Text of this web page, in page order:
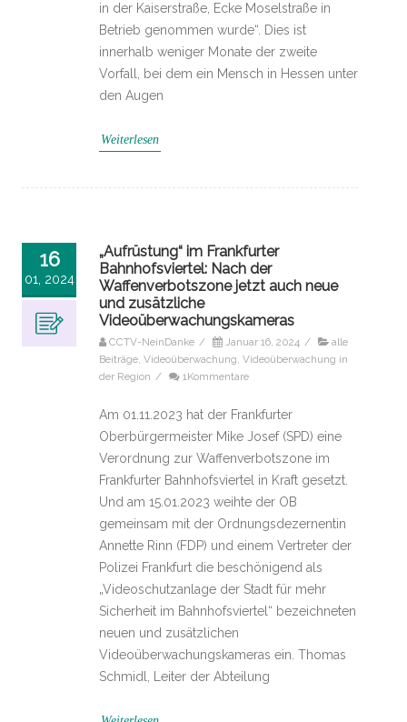
in der Kaiserstraße, Ecke Moselstraße in
Betrieb genommen wurde“. Dies ist
innerhalb weniger Monate der zweite
Vorfall, bei dem ein Mensch in Hessen unter
den Augen
Weiterlesen
16
01, 2024
„Aufrüstung“ im Frankfurter
Bahnhofsviertel: Nach der
Waffenverbotszone jetzt auch neue
und zusätzliche
Videoüberwachungskameras
CCTV-NeinDanke / Januar 16, 2024 /
alle
Beiträge, Videoüberwachung, Videoüberwachung in
der Region / 1Kommentare
Am 01.11.2023 hat der Frankfurter
Oberbürgermeister Mike Josef (SPD) eine
Verordnung zur Waffenverbotszone im
Frankfurter Bahnhofsviertel in Kraft gesetzt.
Und am 15.01.2023 weihte der OB
gemeinsam mit der Ordnungsdezernentin
Annette Rinn (FDP) und einem Vertreter der
Polizei Frankfurt die beschönigend als
„Videoschutzanlage der Stadt für mehr
Sicherheit im Bahnhofsviertel“ bezeichneten
neuen und zusätzlichen
Videoüberwachungskameras ein. Thomas
Schmidl, Leiter der Abteilung